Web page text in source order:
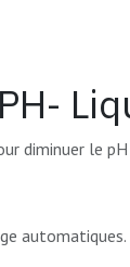
diminuer le pH
automatiques.